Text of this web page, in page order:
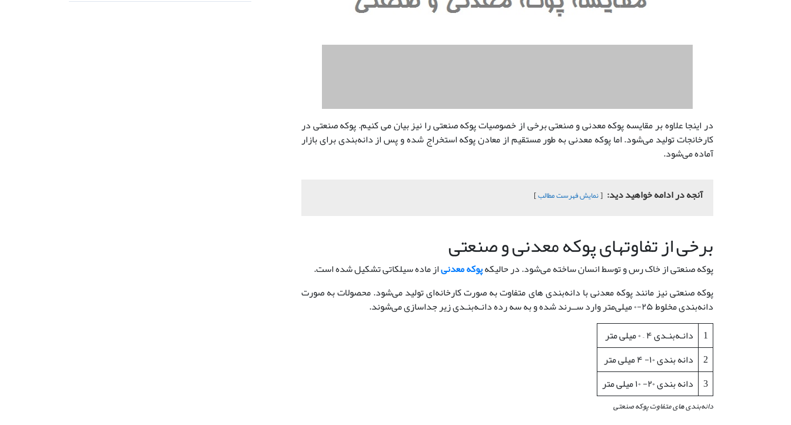
در اینجا علاوه بر مقایسه پوکه معدنی و صنعتی برخی از خصوصیات پوکه صنعتی را نیز بیان می کنیم. پوکه صنعتی در
کارخانجات تولید می‌شود. اما پوکه معدنی به طور مستقیم از معادن پوکه استخراج شده و پس از دانه‌بندی برای بازار
آماده می‌شود.
آنجه در ادامه خواهید دید: نمایش فهرست مطالب
برخی از تفاوتهای پوکه معدنی و صنعتی
پوکه صنعتی از خاک رس و توسط انسان ساخته می‌شود. در حالیکهپوکه معدنیاز ماده سیلکاتی تشکیل شده است.
پوکه صنعتی نیز مانند پوکه معدنی با دانه‌بندی های متفاوت به صورت کارخانه‌ای تولید می‌شود. محصولات به صورت
دانه‌بندی مخلوط ۲۵-۰ میلی‌متر وارد ســرند شده و به سه رده دانـه‌بنـدی زیر جداسازی می‌شوند.
1 دانـه‌بنـدی ۴ – ۰ میلی متر
2 دانه بندی ۱۰- ۴ میلی متر
3 دانه بندی ۲۰- ۱۰ میلی متر
دانه‌بندی های متفاوت پوکه صنعتی